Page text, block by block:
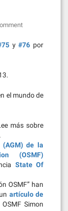
y#76 por
el mundo de
más sobre
(AGM) de la
(OSMF)
State Of
OSMF” han
artículo de
Simon